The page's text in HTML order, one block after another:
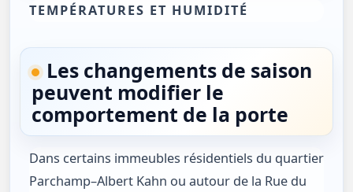
TEMPÉRATURES ET HUMIDITÉ
Les changements de saison
peuvent modifier le
comportement de la porte
Dans certains immeubles résidentiels du quartier
Parchamp–Albert Kahn ou autour de la Rue du